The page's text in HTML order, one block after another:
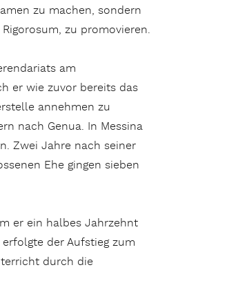
zu machen, sondern
zu promovieren.
am
er wie zuvor bereits das
annehmen zu
nach Genua. In Messina
Zwei Jahre nach seiner
Ehe gingen sieben
er ein halbes Jahrzehnt
der Aufstieg zum
durch die